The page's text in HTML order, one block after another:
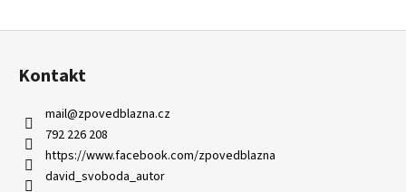
Z
Kontakt
mail@zpovedblazna.cz
792 226 208
https://www.facebook.com/zpovedblazna
david_svoboda_autor